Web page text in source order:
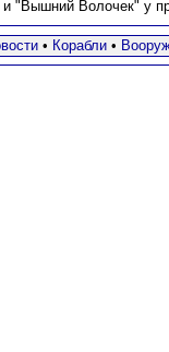
"Вышний Волочек" у
• Корабли•